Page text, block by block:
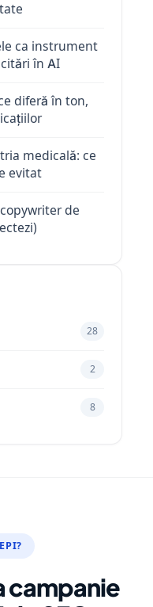
ca instrument
în AI
diferă în ton,
medicală: ce
evitat
de
28
2
8
campanie